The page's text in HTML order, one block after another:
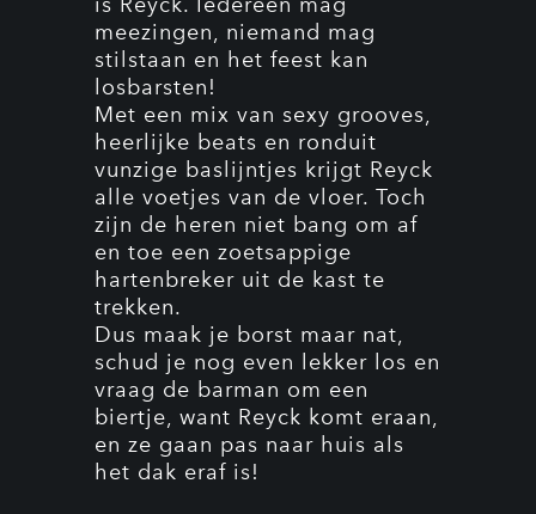
meezingen, niemand mag
stilstaan en het feest kan
losbarsten!
Met een mix van sexy grooves,
heerlijke beats en ronduit
vunzige baslijntjes krijgt Reyck
alle voetjes van de vloer. Toch
zijn de heren niet bang om af
en toe een zoetsappige
hartenbreker uit de kast te
trekken.
Dus maak je borst maar nat,
schud je nog even lekker los en
vraag de barman om een
biertje, want Reyck komt eraan,
en ze gaan pas naar huis als
het dak eraf is!